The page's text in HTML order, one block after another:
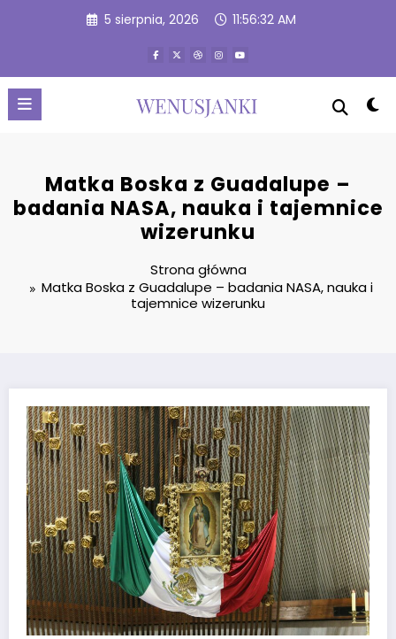
5 sierpnia, 2026 11:56:33 AM
Matka Boska z Guadalupe –
badania NASA, nauka i tajemnice
wizerunku
Strona główna
Matka Boska z Guadalupe – badania NASA, nauka i
tajemnice wizerunku